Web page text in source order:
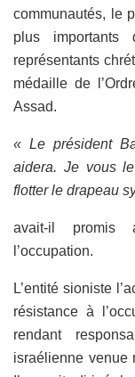
communautés, le
plus importants
représentants
médaille de
Assad.
« Le président
aidera. Je vous
flotter le drapeau
avait-il promis
l’occupation.
L’entité sioniste
résistance à
rendant
israélienne venue